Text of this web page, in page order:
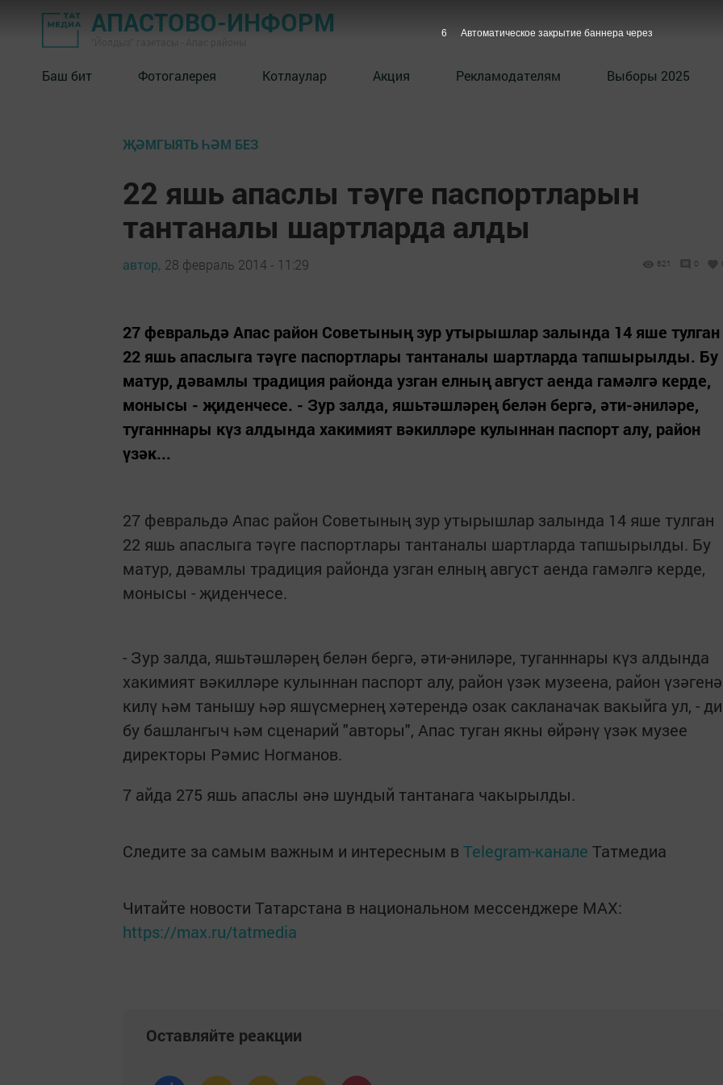
АПАСТОВО-ИНФОРМ
Баш бит Фотогалерея Котлаулар Акция Рекламодателям Выборы 2025
ҖӘМГЫЯТЬ ҺӘМ БЕЗ
22 яшь апаслы тәүге паспортларын
тантаналы шартларда алды
автор, 28 февраль 2014 - 11:29 621 0
27 февральдә Апас район Советының зур утырышлар залында 14 яше тулган
22 яшь апаслыга тәүге паспортлары тантаналы шартларда тапшырылды. Бу
матур, дәвамлы традиция районда узган елның август аенда гамәлгә керде,
монысы - җиденчесе. - Зур залда, яшьтәшләрең белән бергә, әти-әниләре,
туганннары күз алдында хакимият вәкилләре кулыннан паспорт алу, район
үзәк...
27 февральдә Апас район Советының зур утырышлар залында 14 яше тулган
22 яшь апаслыга тәүге паспортлары тантаналы шартларда тапшырылды. Бу
матур, дәвамлы традиция районда узган елның август аенда гамәлгә керде,
монысы - җиденчесе.
- Зур залда, яшьтәшләрең белән бергә, әти-әниләре, туганннары күз алдында
хакимият вәкилләре кулыннан паспорт алу, район үзәк музеена, район үзәгенә
килү һәм танышу һәр яшүсмернең хәтерендә озак сакланачак вакыйга ул, - ди
бу башлангыч һәм сценарий "авторы", Апас туган якны өйрәнү үзәк музее
директоры Рәмис Ногманов.
7 айда 275 яшь апаслы әнә шундый тантанага чакырылды.
Следите за самым важным и интересным в Telegram-канале Татмедиа
Читайте новости Татарстана в национальном мессенджере MАХ:
https://max.ru/tatmedia
Оставляйте реакции
5 Автоматическое закрытие баннера через